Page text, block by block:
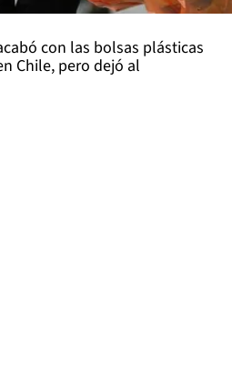
con las bolsas plásticas
Chile, pero dejó al